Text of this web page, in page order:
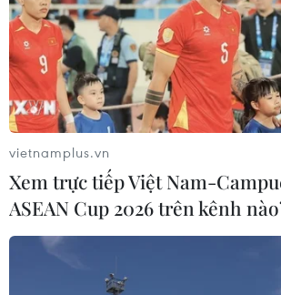
Thanh tra cung ứng điện:
trách nhiệm về nội dung báo
Tổng Giám đốc Tập đoàn Điện lực Việt
quyết định và chịu trách nhiệm về nội
cung cấp các hồ sơ, tài liệu về cung
cầu của Đoàn thanh tra Bộ Công
vietnamplus.vn
Xem trực tiếp Việt Nam-
ASEAN Cup 2026 trên kênh